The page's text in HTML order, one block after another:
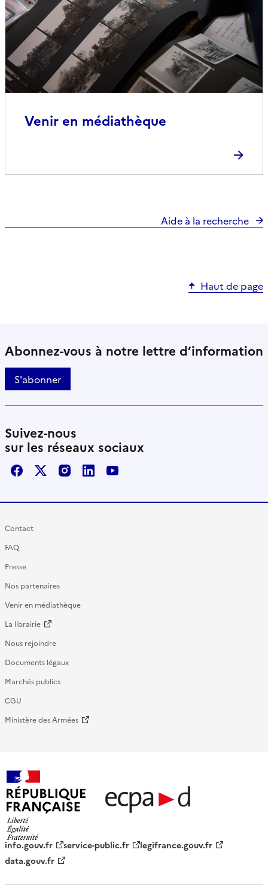
Venir en médiathèque
Aide à la recherche
Haut de page
Abonnez-vous à notre lettre d’information
S'abonner
Suivez-nous
sur les réseaux sociaux
FacebookX / TwitterInstagram
LinkedInYoutube
Contact
FAQ
Presse
Nos partenaires
Venir en médiathèque
La librairie
Nous rejoindre
Documents légaux
Marchés publics
CGU
Ministère des Armées
française - ECPAD
info.gouv.fr service-public.fr
legifrance.gouv.fr
data.gouv.fr